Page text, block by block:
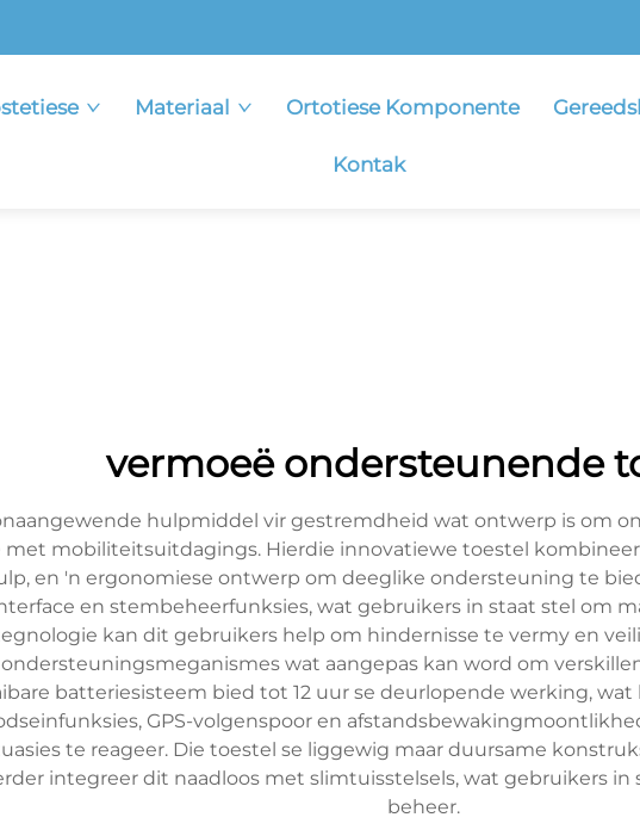
Materiaal Ortotiese Komponente
Kontak
vermoeë ondersteunende
hulpmiddel vir gestremdheid wat ontwerp is om
mobiliteitsuitdagings. Hierdie innovatiewe toestel
en 'n ergonomiese ontwerp om deeglike ondersteuning te
en stembeheerfunksies, wat gebruikers in staat stel om
kan dit gebruikers help om hindernisse te vermy en
wat aangepas kan word om
batteriesisteem bied tot 12 uur se deurlopende werking,
GPS-volgenspoor en
te reageer. Die toestel se liggewig maar duursame
integreer dit naadloos met slimtuisstelsels, wat gebruikers
beheer.